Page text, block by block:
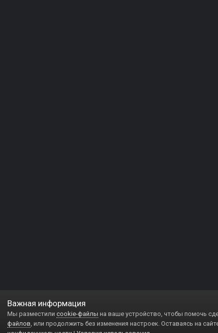
Важная информация
Мы разместили cookie-файлы на ваше устройство, чтобы помочь
файлов, или продолжить без изменения настроек. Оставаясь на